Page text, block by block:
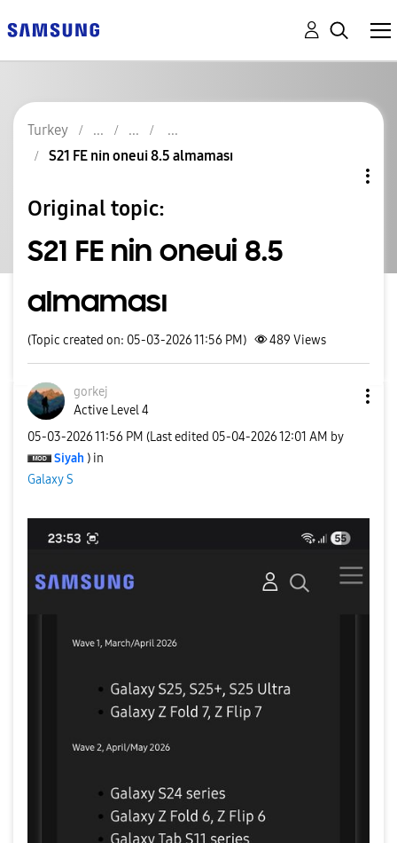
Turkey
S21 FE nin oneui 8.5 almaması
Original topic:
S21 FE nin oneui 8.5
almaması
(Topic created on: 05-03-2026 11:56 PM) 489 Views
gorkej
Active Level 4
‎05-03-202611:56 PM (Last edited ‎05-04-202612:01 AM by
Siyah ) in
Galaxy S